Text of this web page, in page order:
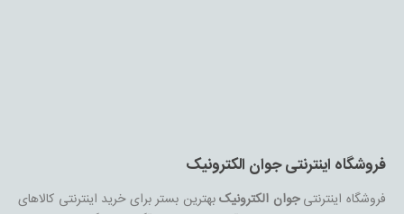
فروشگاه اینترنتی جوان الکترونیک
فروشگاه اینترنتیجوان الکترونیکبهترین بستر برای خرید اینترنتی کالاهای